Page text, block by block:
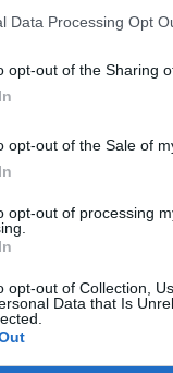
Data Processing Opt
opt-out of the Sharing
opt-out of the Sale of
opt-out of processing
opt-out of Collection,
Data that Is